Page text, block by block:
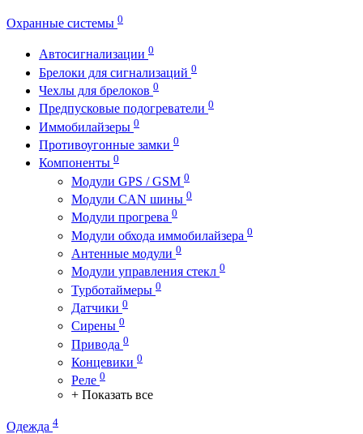
Охранные системы 0
Автосигнализации 0
Брелоки для сигнализаций 0
Чехлы для брелоков 0
Предпусковые подогреватели 0
Иммобилайзеры 0
Противоугонные замки 0
Компоненты 0
Модули GPS / GSM 0
Модули CAN шины 0
Модули прогрева 0
Модули обхода иммобилайзера 0
Антенные модули 0
Модули управления стекл 0
Турботаймеры 0
Датчики 0
Сирены 0
Привода 0
Концевики 0
Реле 0
+ Показать все
Одежда 4